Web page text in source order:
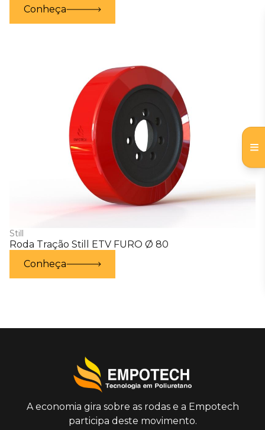
Conheça
Still
Roda Tração Still ETV FURO Ø 80
Conheça
A economia gira sobre as rodas e a Empotech
participa deste movimento.